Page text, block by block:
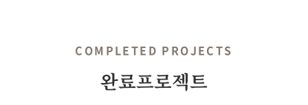
COMPLETED PROJECTS
완료프로젝트